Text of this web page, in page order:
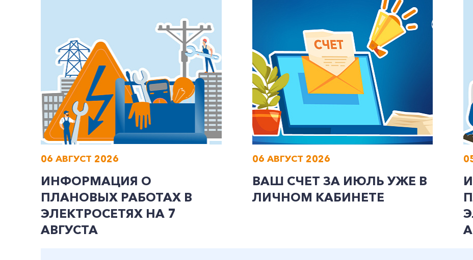
06 АВГУСТ 2026
ИНФОРМАЦИЯ О
ПЛАНОВЫХ РАБОТАХ В
ЭЛЕКТРОСЕТЯХ НА 7
АВГУСТА
06 АВГУСТ 2026
ВАШ СЧЕТ ЗА ИЮЛЬ УЖЕ В
ЛИЧНОМ КАБИНЕТЕ